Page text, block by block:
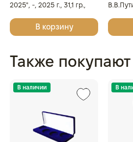
2025", -, 2025 г., 31,1 гр.,
проба 999, РОССИЯ
В корзину
Также покупают
В наличии В